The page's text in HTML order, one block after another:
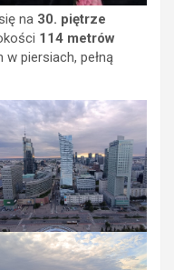
na 30. piętrze
114 metrów
piersiach, pełną